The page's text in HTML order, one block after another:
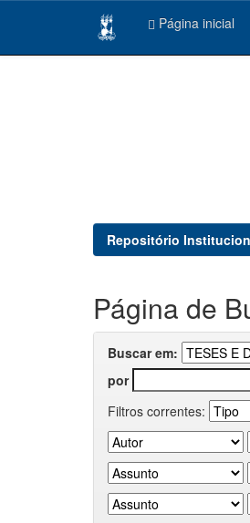
Página inicial
Repositório
Página de
Buscar em:
por
Filtros correntes: